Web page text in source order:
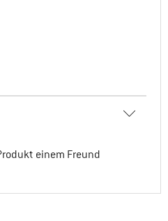
einem Freund